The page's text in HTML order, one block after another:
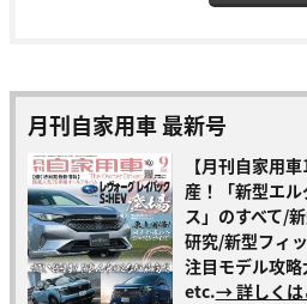
月刊自家用車 最新号
【月刊自家用
産！「新型エ
ス」のすべて/
研究/新型フィ
注目モデル攻
etc.→ 詳しくは